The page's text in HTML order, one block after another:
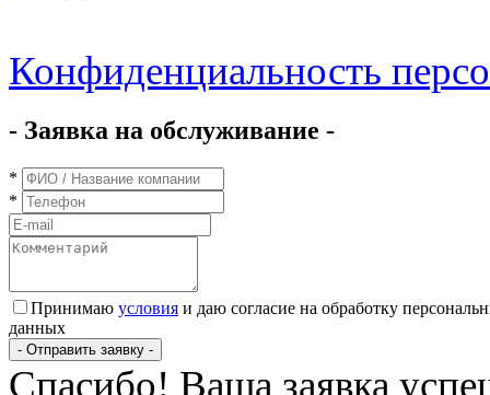
Конфиденциальность
- Заявка на обслуживание -
*
*
Принимаю условия и даю согласие на обработку
данных
- Отправить заявку -
Спасибо! Ваша заявка